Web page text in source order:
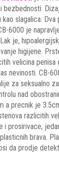
bezbednosti.
slagalica. Dva
6000 je
je,
higijene.
velicina penisa
nevinosti. CB-
za seksualno
nad
a precnik je
razlicitih
i prosirivace,
brava.
da prodje